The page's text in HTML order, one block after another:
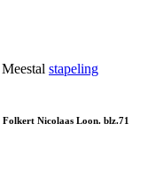
stapeling
Nicolaas Loon. blz.71